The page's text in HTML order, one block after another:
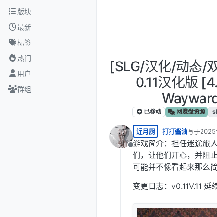
跳转至内容
版块
最新
标签
热门
用户
群组
[SLG/汉化/动态/
0.11汉化版
已移动 网赚盘资源
离线
近月厨 打打酱油写于2025
最后由 编
游戏简介：担任迷途旅
们，让他们开心，并阻
可能并不像看起来那么
变更日志：v0.11V.11 延